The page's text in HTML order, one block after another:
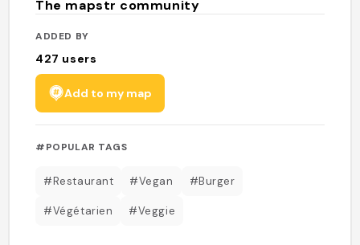
The mapstr community
ADDED BY
427 users
Add to my map
#POPULAR TAGS
#Restaurant #Vegan #Burger
#Végétarien #Veggie